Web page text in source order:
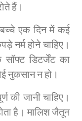
हैं।
एक दिन में कई
होने चाहिए।
डिटर्जेंट का
नुकसान न हो।
की जानी चाहिए।
है। मालिश जैतून